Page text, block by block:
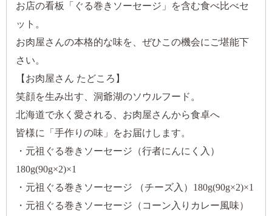
お店の看板「ぐる巻きソーセージ」を含む食べ比べセ
ット。
お肉屋さんの本格的な味を、ぜひこの機会にご堪能下
さい。
【お肉屋さん たどころ】
笑顔を生み出す、洞爺湖のソウルフード。
北海道で永く愛される、お肉屋さんから食卓へ
皆様に「手作りの味」をお届けします。
・元祖ぐる巻きソーセージ（行者にんにく入）
180g(90g×2)×1
・元祖ぐる巻きソーセージ （チーズ入）180g(90g×2)×1
・元祖ぐる巻きソーセージ（コーン入りカレー風味）